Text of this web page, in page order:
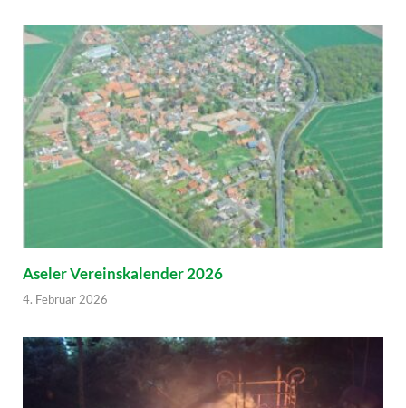
Aseler Vereinskalender 2026
4. Februar 2026